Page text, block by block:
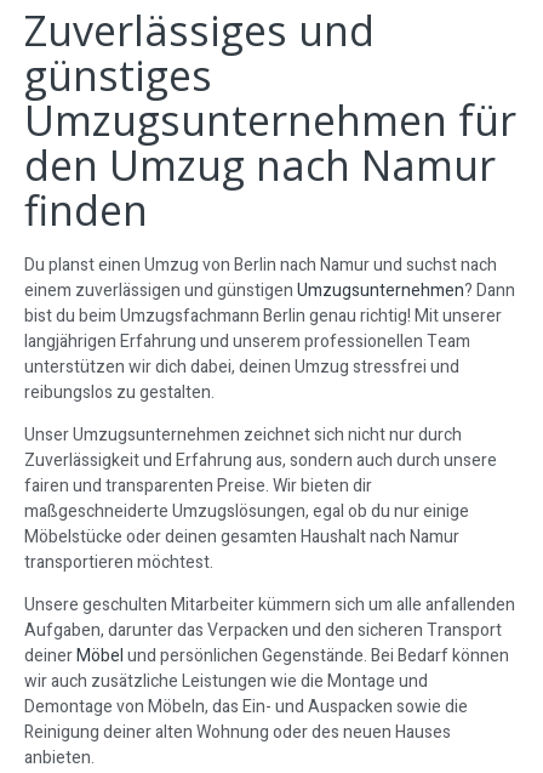
Zuverlässiges und
günstiges
Umzugsunternehmen für
den Umzug nach Namur
finden
Du planst einen Umzug von Berlin nach Namur und suchst nach
einem zuverlässigen und günstigenUmzugsunternehmen? Dann
bist du beim Umzugsfachmann Berlin genau richtig! Mit unserer
langjährigen Erfahrung und unserem professionellen Team
unterstützen wir dich dabei, deinen Umzug stressfrei und
reibungslos zu gestalten.
Unser Umzugsunternehmen zeichnet sich nicht nur durch
Zuverlässigkeit und Erfahrung aus, sondern auch durch unsere
fairen und transparenten Preise. Wir bieten dir
maßgeschneiderte Umzugslösungen, egal ob du nur einige
Möbelstücke oder deinen gesamten Haushalt nach Namur
transportieren möchtest.
Unsere geschulten Mitarbeiter kümmern sich um alle anfallenden
Aufgaben, darunter das Verpacken und den sicheren Transport
deinerMöbelund persönlichen Gegenstände. Bei Bedarf können
wir auch zusätzliche Leistungen wie die Montage und
Demontage von Möbeln, das Ein- und Auspacken sowie die
Reinigung deiner alten Wohnung oder des neuen Hauses
anbieten.